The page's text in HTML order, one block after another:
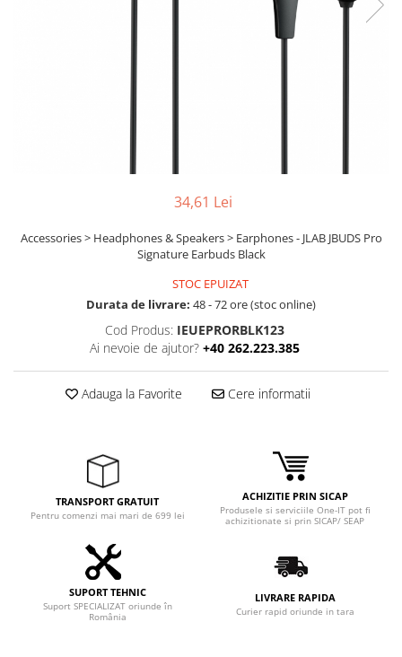
34,61 Lei
Accessories > Headphones & Speakers > Earphones - JLAB JBUDS Pro
Signature Earbuds Black
STOC EPUIZAT
Durata de livrare: 48 - 72 ore (stoc online)
Cod Produs: IEUEPRORBLK123
Ai nevoie de ajutor? +40 262.223.385
Adauga la Favorite Cere informatii
TRANSPORT GRATUIT
Pentru comenzi mai mari de 699 lei
ACHIZITIE PRIN SICAP
Produsele si serviciile One-IT pot fi
achizitionate si prin SICAP/ SEAP
SUPORT TEHNIC
Suport SPECIALIZAT oriunde în
România
LIVRARE RAPIDA
Curier rapid oriunde in tara